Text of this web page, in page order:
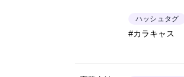
ハッシュタグ
#カラキャス